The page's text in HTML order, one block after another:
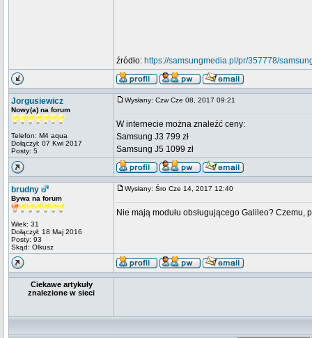
źródło: https://samsungmedia.pl/pr/357778/
Jorgusiewicz
Nowy(a) na forum
Telefon: M4 aqua
Dołączył: 07 Kwi 2017
Posty: 5
Wysłany: Czw Cze 08, 2017 09:21
W internecie można znaleźć ceny:
Samsung J3 799 zł
Samsung J5 1099 zł
brudny
Bywa na forum
Wiek: 31
Dołączył: 18 Maj 2016
Posty: 93
Skąd: Olkusz
Wysłany: Śro Cze 14, 2017 12:40
Nie mają modułu obsługującego Galileo? Czemu,
Ciekawe artykuły
znalezione w sieci